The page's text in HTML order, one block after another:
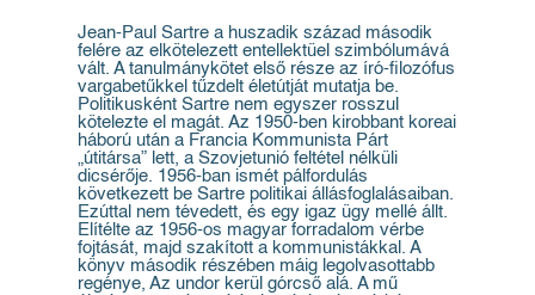
Jean-Paul Sartre a huszadik század második
felére az elkötelezett entellektüel szimbólumává
vált. A tanulmánykötet első része az író-filozófus
vargabetűkkel tűzdelt életútját mutatja be.
Politikusként Sartre nem egyszer rosszul
kötelezte el magát. Az 1950-ben kirobbant koreai
háború után a Francia Kommunista Párt
„útitársa” lett, a Szovjetunió feltétel nélküli
dicsérője. 1956-ban ismét pálfordulás
következett be Sartre politikai állásfoglalásaiban.
Ezúttal nem tévedett, és egy igaz ügy mellé állt.
Elítélte az 1956-os magyar forradalom vérbe
fojtását, majd szakított a kommunistákkal. A
könyv második részében máig legolvasottabb
regénye, Az undor kerül górcső alá. A mű